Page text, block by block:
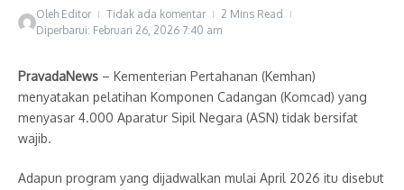
Oleh Editor Tidak ada komentar
2 Mins Read
Diperbarui: Februari 26, 2026 7:40 am
PravadaNews – Kementerian Pertahanan (Kemhan)
menyatakan pelatihan Komponen Cadangan (Komcad) yang
menyasar 4.000 Aparatur Sipil Negara (ASN) tidak bersifat
wajib.
Adapun program yang dijadwalkan mulai April 2026 itu disebut